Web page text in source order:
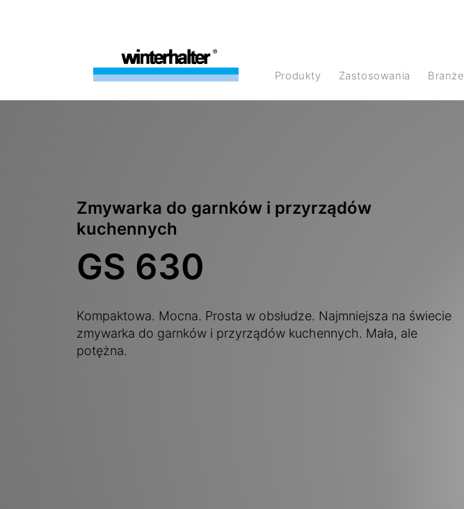
Produkty Zastosowania Branże
Zmywarka do garnków i przyrządów
kuchennych
GS 630
Kompaktowa. Mocna. Prosta w obsłudze. Najmniejsza na świecie
zmywarka do garnków i przyrządów kuchennych. Mała, ale
potężna.